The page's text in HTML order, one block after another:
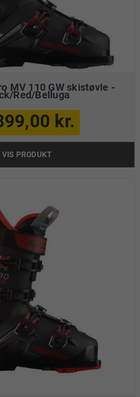
MV 110 GW skistøvle -
Red/Belluga
kr.
VIS PRODUKT